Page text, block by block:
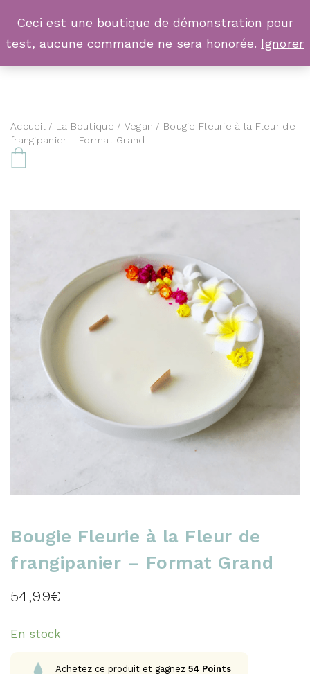
Accueil / La Boutique / Vegan / Bougie Fleurie à la Fleur de
frangipanier – Format Grand
Bougie Fleurie à la Fleur de
frangipanier – Format Grand
54,99€
En stock
Achetez ce produit et gagnez 54 Points
Ceci est une boutique de démonstration pour
test, aucune commande ne sera honorée. Ignorer